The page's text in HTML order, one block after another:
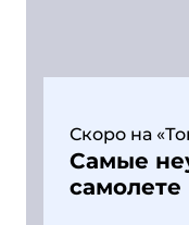
Скоро на
Самые
самолете